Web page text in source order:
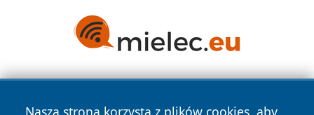
Nasza strona korzysta z plików cookies, aby